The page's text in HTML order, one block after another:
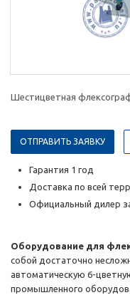
Шестицветная
ОТПРАВИТЬ ЗАЯВКУ
Гарантия 1 год
Доставка по всей
Официальный дилер
Оборудование для
собой достаточно
автоматическую 6-
промышленного